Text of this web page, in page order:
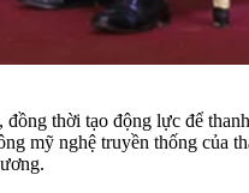
thời tạo động lực để
mỹ nghệ truyền thống của